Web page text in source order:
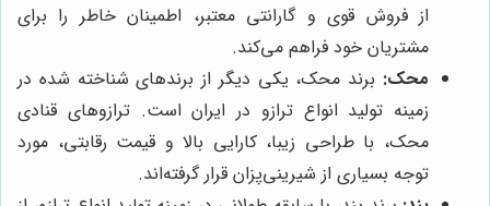
از فروش قوی و گارانتی معتبر، اطمینان خاطر را برای
مشتریان خود فراهم می‌کند.
محک: برند محک، یکی دیگر از برندهای شناخته شده در
زمینه تولید انواع ترازو در ایران است. ترازوهای قنادی
محک، با طراحی زیبا، کارایی بالا و قیمت رقابتی، مورد
توجه بسیاری از شیرینی‌پزان قرار گرفته‌اند.